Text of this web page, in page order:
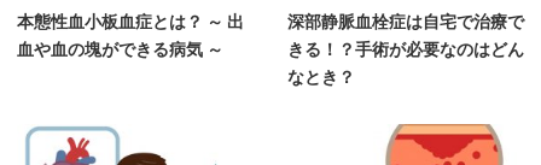
本態性血小板血症とは？ ～ 出
血や血の塊ができる病気 ～
深部静脈血栓症は自宅で治療で
きる！？手術が必要なのはどん
なとき？